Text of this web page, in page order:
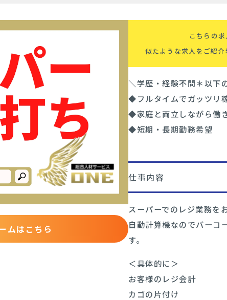
ムはこちら
こちらの
似たような求人をご紹
＼学歴・経験不問＊以下
◆フルタイムでガッツリ
◆家庭と両立しながら働
◆短期・長期勤務希望
仕事内容
スーパーでのレジ業務を
自動計算機なのでバーコ
す。
＜具体的に＞
お客様のレジ会計
カゴの片付け